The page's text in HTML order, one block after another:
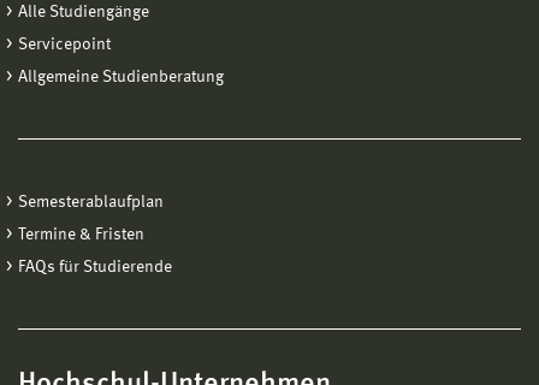
Alle Studiengänge
Servicepoint
Allgemeine Studienberatung
Semesterablaufplan
Termine & Fristen
FAQs für Studierende